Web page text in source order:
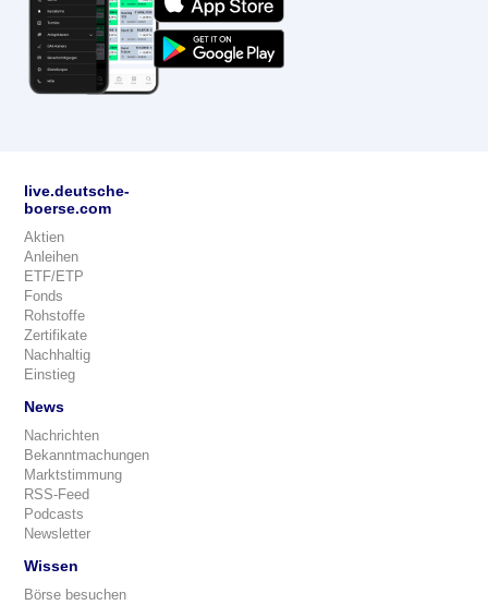
live.deutsche-
boerse.com
Aktien
Anleihen
ETF/ETP
Fonds
Rohstoffe
Zertifikate
Nachhaltig
Einstieg
News
Nachrichten
Bekanntmachungen
Marktstimmung
RSS-Feed
Podcasts
Newsletter
Wissen
Börse besuchen